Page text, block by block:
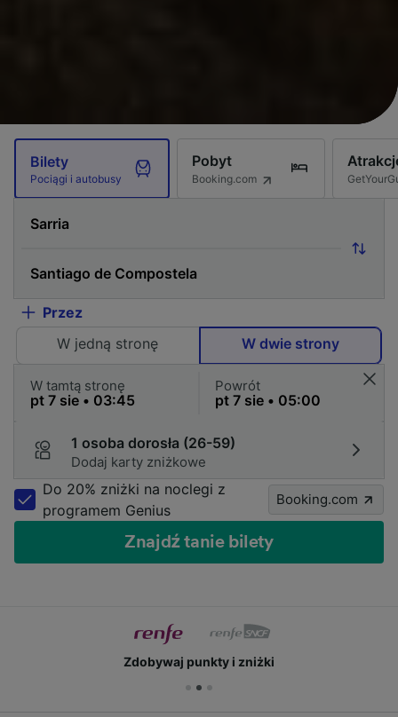
Bilety
Pociągi i autobusy
Pobyt
Booking.com
Przez
W jedną stronę
W dwie strony
W tamtą stronę Powrót
1 osoba dorosła (26-59)
Dodaj karty zniżkowe
Do 20% zniżki na noclegi z
programem Genius
Booking.com
Znajdź tanie bilety
Zdobywaj punkty i zniżki